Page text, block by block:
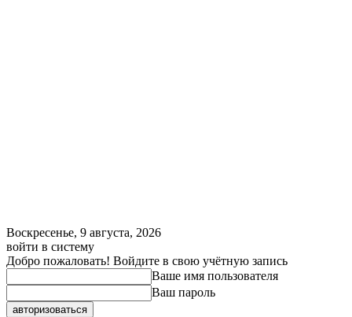
Воскресенье, 9 августа, 2026
войти в систему
Добро пожаловать! Войдите в свою учётную запись
Ваше имя пользователя
Ваш пароль